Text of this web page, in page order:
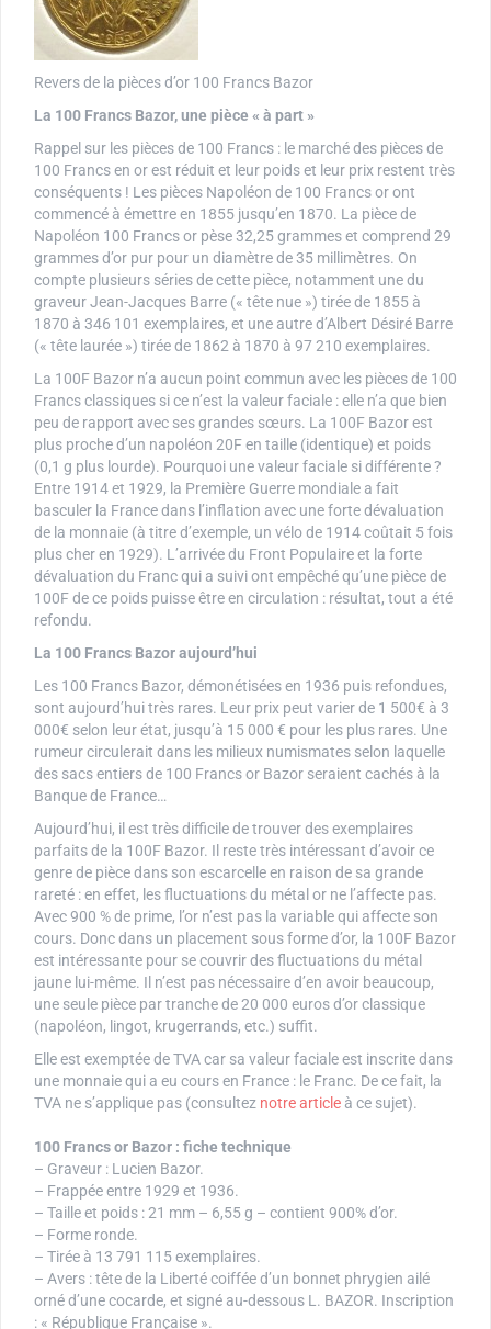
Revers de la pièces d’or 100 Francs Bazor
La 100 Francs Bazor, une pièce « à part »
Rappel sur les pièces de 100 Francs : le marché des pièces de
100 Francs en or est réduit et leur poids et leur prix restent très
conséquents ! Les pièces Napoléon de 100 Francs or ont
commencé à émettre en 1855 jusqu’en 1870. La pièce de
Napoléon 100 Francs or pèse 32,25 grammes et comprend 29
grammes d’or pur pour un diamètre de 35 millimètres. On
compte plusieurs séries de cette pièce, notamment une du
graveur Jean-Jacques Barre (« tête nue ») tirée de 1855 à
1870 à 346 101 exemplaires, et une autre d’Albert Désiré Barre
(« tête laurée ») tirée de 1862 à 1870 à 97 210 exemplaires.
La 100F Bazor n’a aucun point commun avec les pièces de 100
Francs classiques si ce n’est la valeur faciale : elle n’a que bien
peu de rapport avec ses grandes sœurs. La 100F Bazor est
plus proche d’un napoléon 20F en taille (identique) et poids
(0,1 g plus lourde). Pourquoi une valeur faciale si différente ?
Entre 1914 et 1929, la Première Guerre mondiale a fait
basculer la France dans l’inflation avec une forte dévaluation
de la monnaie (à titre d’exemple, un vélo de 1914 coûtait 5 fois
plus cher en 1929). L’arrivée du Front Populaire et la forte
dévaluation du Franc qui a suivi ont empêché qu’une pièce de
100F de ce poids puisse être en circulation : résultat, tout a été
refondu.
La 100 Francs Bazor aujourd’hui
Les 100 Francs Bazor, démonétisées en 1936 puis refondues,
sont aujourd’hui très rares. Leur prix peut varier de 1 500€ à 3
000€ selon leur état, jusqu’à 15 000 € pour les plus rares. Une
rumeur circulerait dans les milieux numismates selon laquelle
des sacs entiers de 100 Francs or Bazor seraient cachés à la
Banque de France…
Aujourd’hui, il est très difficile de trouver des exemplaires
parfaits de la 100F Bazor. Il reste très intéressant d’avoir ce
genre de pièce dans son escarcelle en raison de sa grande
rareté : en effet, les fluctuations du métal or ne l’affecte pas.
Avec 900 % de prime, l’or n’est pas la variable qui affecte son
cours. Donc dans un placement sous forme d’or, la 100F Bazor
est intéressante pour se couvrir des fluctuations du métal
jaune lui-même. Il n’est pas nécessaire d’en avoir beaucoup,
une seule pièce par tranche de 20 000 euros d’or classique
(napoléon, lingot, krugerrands, etc.) suffit.
Elle est exemptée de TVA car sa valeur faciale est inscrite dans
une monnaie qui a eu cours en France : le Franc. De ce fait, la
TVA ne s’applique pas (consultez notre article à ce sujet).
100 Francs or Bazor : fiche technique
– Graveur : Lucien Bazor.
– Frappée entre 1929 et 1936.
– Taille et poids : 21 mm – 6,55 g – contient 900% d’or.
– Forme ronde.
– Tirée à 13 791 115 exemplaires.
– Avers : tête de la Liberté coiffée d’un bonnet phrygien ailé
orné d’une cocarde, et signé au-dessous L. BAZOR. Inscription
: « République Française ».